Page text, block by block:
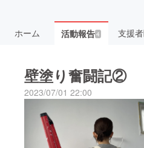
ホーム 活動報告4 支援者
壁塗り奮闘記②
2023/07/01 22:00